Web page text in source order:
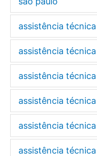
assistência
assistência
assistência
assistência
assistência
assistência